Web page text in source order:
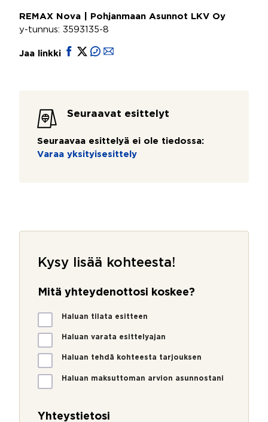
REMAX Nova | Pohjanmaan Asunnot LKV Oy
y-tunnus: 3593135-8
Jaa linkki
Seuraavat esittelyt
Seuraavaa esittelyä ei ole tiedossa:
Varaa yksityisesittely
Kysy lisää kohteesta!
Mitä yhteydenottosi koskee?
M
i
ä
d
Haluan tilata esitteen
Haluan varata esittelyajan
Haluan tehdä kohteesta tarjouksen
Haluan maksuttoman arvion asunnostani
Yhteystietosi